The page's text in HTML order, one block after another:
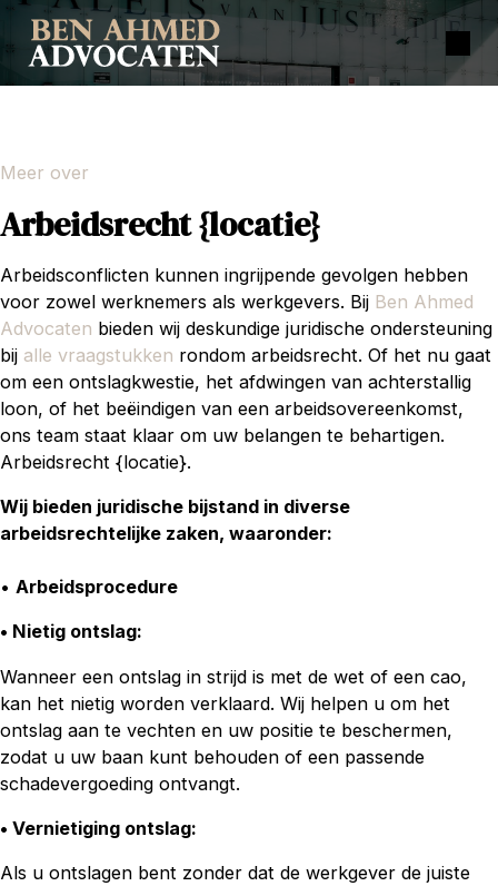
Meer over
Arbeidsrecht {locatie}
Arbeidsconflicten kunnen ingrijpende gevolgen hebben
voor zowel werknemers als werkgevers. Bij Ben Ahmed
Advocaten bieden wij deskundige juridische ondersteuning
bij alle vraagstukken rondom arbeidsrecht. Of het nu gaat
om een ontslagkwestie, het afdwingen van achterstallig
loon, of het beëindigen van een arbeidsovereenkomst,
ons team staat klaar om uw belangen te behartigen.
Arbeidsrecht {locatie}.
Wij bieden juridische bijstand in diverse
arbeidsrechtelijke zaken, waaronder:
• Arbeidsprocedure
• Nietig ontslag:
Wanneer een ontslag in strijd is met de wet of een cao,
kan het nietig worden verklaard. Wij helpen u om het
ontslag aan te vechten en uw positie te beschermen,
zodat u uw baan kunt behouden of een passende
schadevergoeding ontvangt.
• Vernietiging ontslag:
Als u ontslagen bent zonder dat de werkgever de juiste